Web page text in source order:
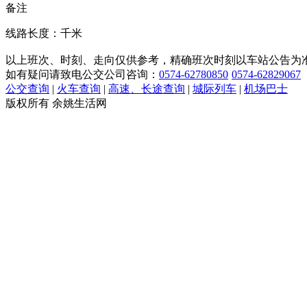
备注
线路长度：千米
以上班次、时刻、走向仅供参考，精确班次时刻以车站公告为
如有疑问请致电公交公司咨询： 0574-62780850 0574-62829067
公交查询 | 火车查询 | 高速、长途查询 | 城际列车 | 机场巴士
版权所有 余姚生活网